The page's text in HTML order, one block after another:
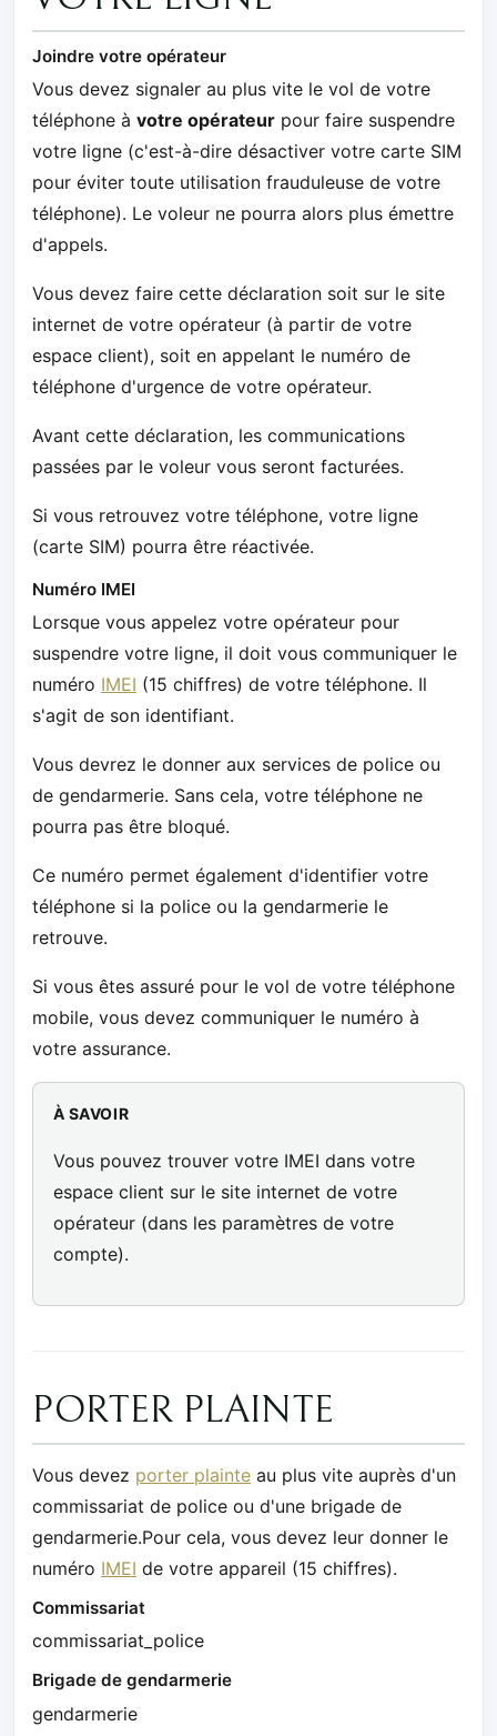
Joindre votre opérateur
Vous devez signaler au plus vite le vol de votre
téléphone à votre opérateur pour faire suspendre
votre ligne (c'est-à-dire désactiver votre carte SIM
pour éviter toute utilisation frauduleuse de votre
téléphone). Le voleur ne pourra alors plus émettre
d'appels.
Vous devez faire cette déclaration soit sur le site
internet de votre opérateur (à partir de votre
espace client), soit en appelant le numéro de
téléphone d'urgence de votre opérateur.
Avant cette déclaration, les communications
passées par le voleur vous seront facturées.
Si vous retrouvez votre téléphone, votre ligne
(carte SIM) pourra être réactivée.
Numéro IMEI
Lorsque vous appelez votre opérateur pour
suspendre votre ligne, il doit vous communiquer le
numéro IMEI (15 chiffres) de votre téléphone. Il
s'agit de son identifiant.
Vous devrez le donner aux services de police ou
de gendarmerie. Sans cela, votre téléphone ne
pourra pas être bloqué.
Ce numéro permet également d'identifier votre
téléphone si la police ou la gendarmerie le
retrouve.
Si vous êtes assuré pour le vol de votre téléphone
mobile, vous devez communiquer le numéro à
votre assurance.
À SAVOIR
Vous pouvez trouver votre IMEI dans votre
espace client sur le site internet de votre
opérateur (dans les paramètres de votre
compte).
PORTER PLAINTE
Vous devez porter plainte au plus vite auprès d'un
commissariat de police ou d'une brigade de
gendarmerie.Pour cela, vous devez leur donner le
numéro IMEI de votre appareil (15 chiffres).
Commissariat
commissariat_police
Brigade de gendarmerie
gendarmerie